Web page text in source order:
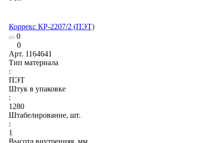
Коррекс КР-2207/2 (ПЭТ)
0
0
Арт. 1164641
Тип материала
:
ПЭТ
Штук в упаковке
:
1280
Штабелирование, шт.
:
1
Высота внутренняя, мм